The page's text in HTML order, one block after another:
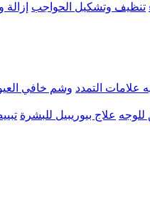
تنظيف وتشكيل الحواجب
علامات التمدد وشم خافي
علاج بيوريبيل للبشرة